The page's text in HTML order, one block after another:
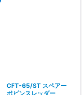
CFT-65/ST スペアー
ボビンスレッダー